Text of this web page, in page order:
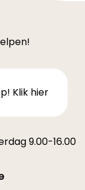
Klik hier
9.00-16.00